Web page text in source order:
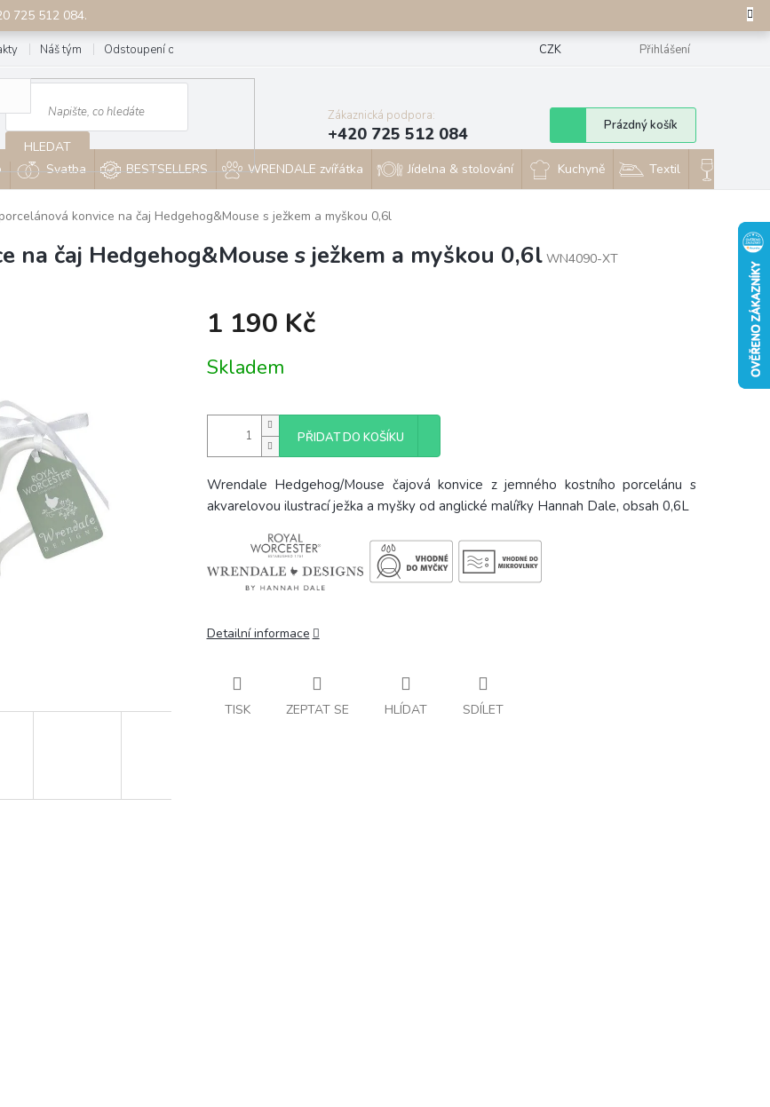
725 512 084.
Náš tým Odstoupení od smlouvy CZK Přihlášení
HLEDAT
Zákaznická podpora:
+420 725 512 084
Nákupní
košík
Prázdný košík
Svatba BESTSELLERS WRENDALE zvířátka Jídelna & stolování Kuchyně Textil
konvice na čaj Hedgehog&Mouse s ježkem a myškou 0,6l
na čaj Hedgehog&Mouse s ježkem a myškou 0,6l WN4090-XT
1 190 Kč
cena:
Skladem
PŘIDAT DO KOŠÍKU
Wrendale Hedgehog/Mouse čajová konvice z jemného kostního porcelánu s
akvarelovou ilustrací ježka a myšky od anglické malířky Hannah Dale, obsah 0,6L
Detailní informace
TISK ZEPTAT SE HLÍDAT SDÍLET